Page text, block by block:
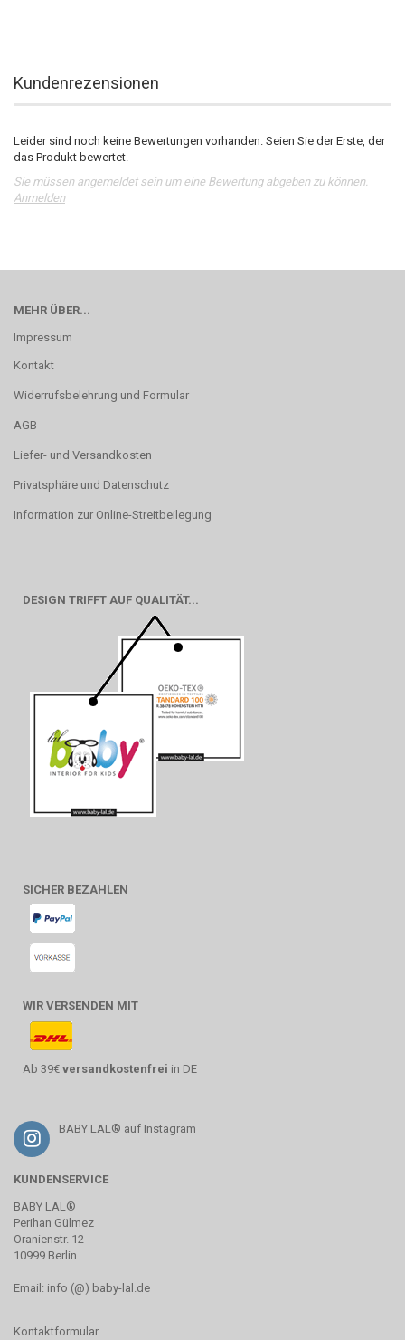
Kundenrezensionen
Leider sind noch keine Bewertungen vorhanden. Seien Sie der Erste, der
das Produkt bewertet.
Sie müssen angemeldet sein um eine Bewertung abgeben zu können.
Anmelden
MEHR ÜBER...
Impressum
Kontakt
Widerrufsbelehrung und Formular
AGB
Liefer- und Versandkosten
Privatsphäre und Datenschutz
Information zur Online-Streitbeilegung
DESIGN TRIFFT AUF QUALITÄT...
SICHER BEZAHLEN
WIR VERSENDEN MIT
Ab 39€ versandkostenfrei in DE
BABY LAL® auf Instagram
KUNDENSERVICE
BABY LAL®
Perihan Gülmez
Oranienstr. 12
10999 Berlin
Email: info (@) baby-lal.de
Kontaktformular